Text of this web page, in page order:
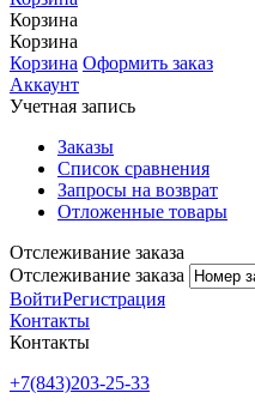
Корзина
Корзина
Корзина Оформить заказ
Аккаунт
Учетная запись
Заказы
Список сравнения
Запросы на возврат
Отложенные товары
Отслеживание заказа
Отслеживание заказа
ВойтиРегистрация
Контакты
Контакты
+7(843)203-25-33